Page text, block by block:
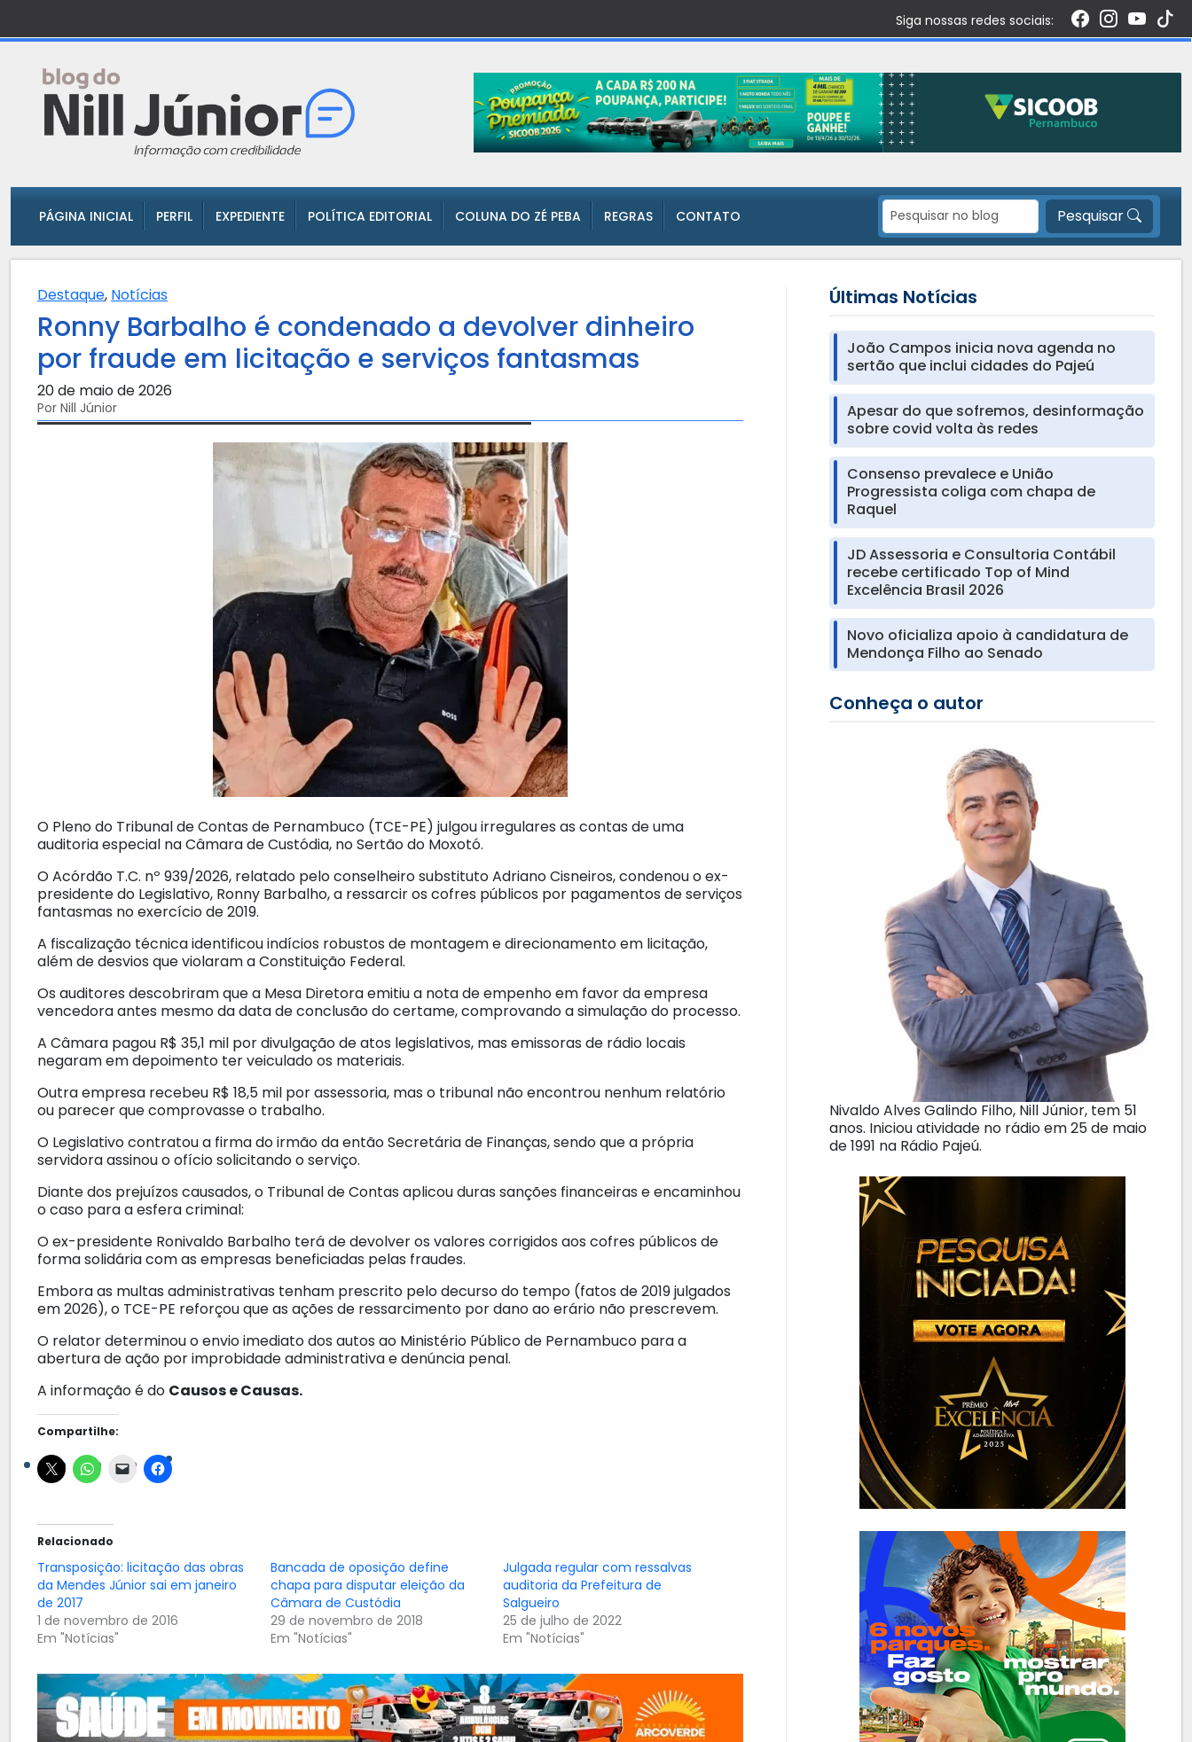
Siga nossas redes sociais:
PÁGINA INICIAL PERFIL EXPEDIENTE POLÍTICA EDITORIAL COLUNA DO ZÉ PEBA REGRAS CONTATO Pesquisar
Destaque, Notícias
Ronny Barbalho é condenado a devolver dinheiro
por fraude em licitação e serviços fantasmas
20 de maio de 2026
Por Nill Júnior
O Pleno do Tribunal de Contas de Pernambuco (TCE-PE) julgou irregulares as contas de uma
auditoria especial na Câmara de Custódia, no Sertão do Moxotó.
O Acórdão T.C. nº 939/2026, relatado pelo conselheiro substituto Adriano Cisneiros, condenou o ex-
presidente do Legislativo, Ronny Barbalho, a ressarcir os cofres públicos por pagamentos de serviços
fantasmas no exercício de 2019.
A fiscalização técnica identificou indícios robustos de montagem e direcionamento em licitação,
além de desvios que violaram a Constituição Federal.
Os auditores descobriram que a Mesa Diretora emitiu a nota de empenho em favor da empresa
vencedora antes mesmo da data de conclusão do certame, comprovando a simulação do processo.
A Câmara pagou R$ 35,1 mil por divulgação de atos legislativos, mas emissoras de rádio locais
negaram em depoimento ter veiculado os materiais.
Outra empresa recebeu R$ 18,5 mil por assessoria, mas o tribunal não encontrou nenhum relatório
ou parecer que comprovasse o trabalho.
O Legislativo contratou a firma do irmão da então Secretária de Finanças, sendo que a própria
servidora assinou o ofício solicitando o serviço.
Diante dos prejuízos causados, o Tribunal de Contas aplicou duras sanções financeiras e encaminhou
o caso para a esfera criminal:
O ex-presidente Ronivaldo Barbalho terá de devolver os valores corrigidos aos cofres públicos de
forma solidária com as empresas beneficiadas pelas fraudes.
Embora as multas administrativas tenham prescrito pelo decurso do tempo (fatos de 2019 julgados
em 2026), o TCE-PE reforçou que as ações de ressarcimento por dano ao erário não prescrevem.
O relator determinou o envio imediato dos autos ao Ministério Público de Pernambuco para a
abertura de ação por improbidade administrativa e denúncia penal.
A informação é do Causos e Causas.
Compartilhe:
Relacionado
Transposição: licitação das obras
da Mendes Júnior sai em janeiro
de 2017
1 de novembro de 2016
Em "Notícias"
Bancada de oposição define
chapa para disputar eleição da
Câmara de Custódia
29 de novembro de 2018
Em "Notícias"
Julgada regular com ressalvas
auditoria da Prefeitura de
Salgueiro
25 de julho de 2022
Em "Notícias"
Últimas Notícias
João Campos inicia nova agenda no
sertão que inclui cidades do Pajeú
Apesar do que sofremos, desinformação
sobre covid volta às redes
Consenso prevalece e União
Progressista coliga com chapa de
Raquel
JD Assessoria e Consultoria Contábil
recebe certificado Top of Mind
Excelência Brasil 2026
Novo oficializa apoio à candidatura de
Mendonça Filho ao Senado
Conheça o autor
Nivaldo Alves Galindo Filho, Nill Júnior, tem 51
anos. Iniciou atividade no rádio em 25 de maio
de 1991 na Rádio Pajeú.